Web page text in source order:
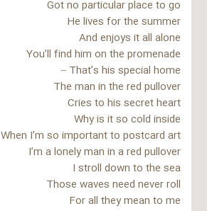
Got no particular place to go
He lives for the summer
And enjoys it all alone
You’ll find him on the promenade
That’s his special home –
The man in the red pullover
Cries to his secret heart
Why is it so cold inside
When I’m so important to postcard art
I’m a lonely man in a red pullover
I stroll down to the sea
Those waves need never roll
For all they mean to me